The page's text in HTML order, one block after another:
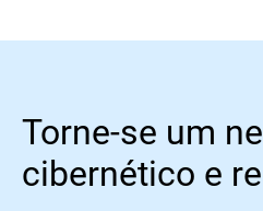
Torne-se um
cibernético e